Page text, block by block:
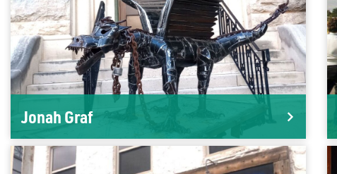
Jonah Graf